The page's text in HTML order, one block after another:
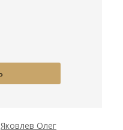
Яковлев Олег